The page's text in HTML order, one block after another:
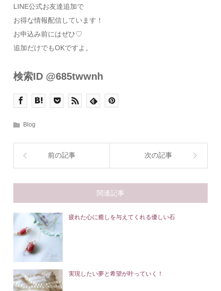
LINE公式お友達追加で
お得な情報配信しています！
お申込み前にはぜひ♡
追加だけでもOKですよ。
検索ID @685twwnh
Blog
前の記事 次の記事
関連記事
疲れた心に癒しを与えてくれる優しい石
実現したい夢と希望が叶っていく！